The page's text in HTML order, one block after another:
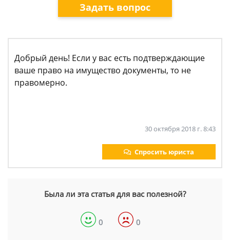
Задать вопрос
Добрый день! Если у вас есть подтверждающие
ваше право на имущество документы, то не
правомерно.
30 октября 2018 г. 8:43
Спросить юриста
Была ли эта статья для вас полезной?
0 0